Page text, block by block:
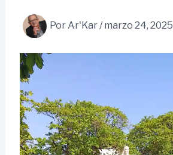
PorAr'Kar/marzo 24, 2025